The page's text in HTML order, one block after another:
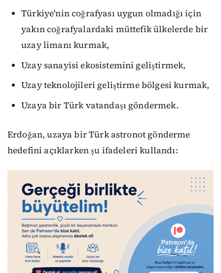
Türkiye'nin coğrafyası uygun olmadığı için
yakın coğrafyalardaki müttefik ülkelerde bir
uzay limanı kurmak,
Uzay sanayisi ekosistemini geliştirmek,
Uzay teknolojileri geliştirme bölgesi kurmak,
Uzaya bir Türk vatandaşı göndermek.
Erdoğan, uzaya bir Türk astronot gönderme
hedefini açıklarken şu ifadeleri kullandı: